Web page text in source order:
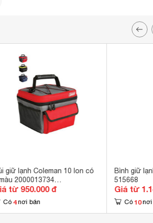
giữ lạnh Coleman 10 lon có
2000013734
2000013750)
từ 950.000 đ
Có 4 nơi bán
Bình giữ
515668
Giá từ
Có 10 nơi